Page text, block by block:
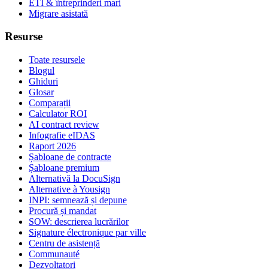
ETI & întreprinderi mari
Migrare asistată
Resurse
Toate resursele
Blogul
Ghiduri
Glosar
Comparații
Calculator ROI
AI contract review
Infografie eIDAS
Raport 2026
Șabloane de contracte
Șabloane premium
Alternativă la DocuSign
Alternative à Yousign
INPI: semnează și depune
Procură și mandat
SOW: descrierea lucrărilor
Signature électronique par ville
Centru de asistență
Communauté
Dezvoltatori